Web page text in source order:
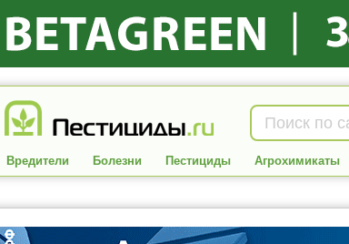
Вредители Болезни Пестициды Агрохимикаты